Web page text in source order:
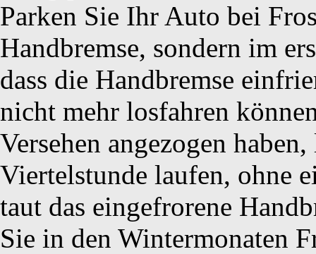
Parken Sie Ihr Auto bei
Handbremse, sondern im
dass die Handbremse
nicht mehr losfahren
Versehen angezogen
Viertelstunde laufen, ohne
taut das eingefrorene
Sie in den Wintermonaten